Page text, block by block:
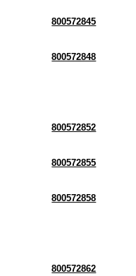
800572845
800572848
800572852
800572855
800572858
800572862